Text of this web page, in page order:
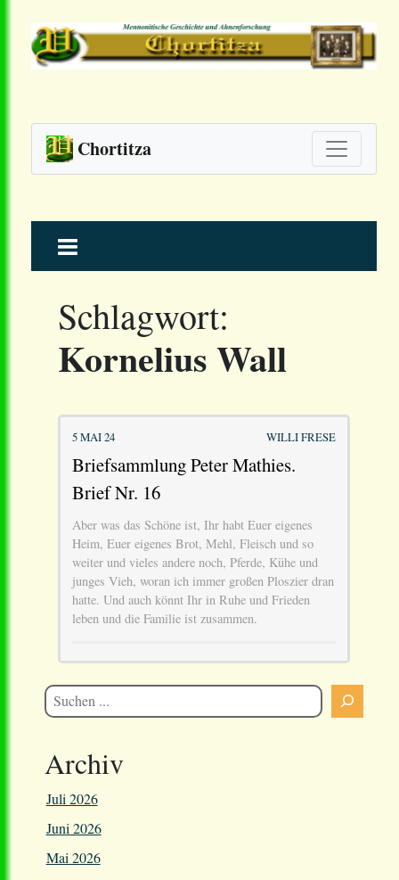
Chortitza
to
Schlagwort:
Kornelius Wall
5 MAI 24 WILLI FRESE
Briefsammlung Peter Mathies.
Brief Nr. 16
Aber was das Schöne ist, Ihr habt Euer eigenes
Heim, Euer eigenes Brot, Mehl, Fleisch und so
weiter und vieles andere noch, Pferde, Kühe und
junges Vieh, woran ich immer großen Ploszier dran
hatte. Und auch könnt Ihr in Ruhe und Frieden
leben und die Familie ist zusammen.
Archiv
Juli 2026
Juni 2026
Mai 2026